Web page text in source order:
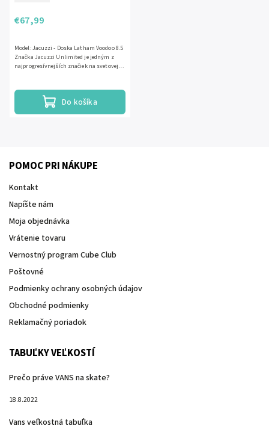
€67,99
Do košíka
Model: Jacuzzi - Doska Latham Voodoo 8.5
Značka Jacuzzi Unlimited je jedným z
najprogresívnejších značiek na svetovej
POMOC PRI NÁKUPE
Kontakt
Napíšte nám
Moja objednávka
Vrátenie tovaru
Vernostný program Cube Club
Poštovné
Podmienky ochrany osobných údajov
Obchodné podmienky
Reklamačný poriadok
TABUĽKY VEĽKOSTÍ
Prečo práve VANS na skate?
18.8.2022
Vans veľkostná tabuľka